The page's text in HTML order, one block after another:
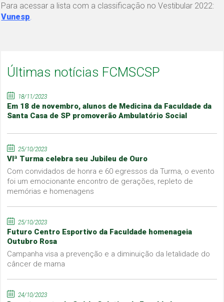
Para acessar a lista com a classificação no Vestibular 2022:
Vunesp.
Últimas notícias FCMSCSP
18/11/2023
Em 18 de novembro, alunos de Medicina da Faculdade da
Santa Casa de SP promoverão Ambulatório Social
25/10/2023
VIª Turma celebra seu Jubileu de Ouro
Com convidados de honra e 60 egressos da Turma, o evento
foi um emocionante encontro de gerações, repleto de
memórias e homenagens
25/10/2023
Futuro Centro Esportivo da Faculdade homenageia
Outubro Rosa
Campanha visa a prevenção e a diminuição da letalidade do
câncer de mama
24/10/2023